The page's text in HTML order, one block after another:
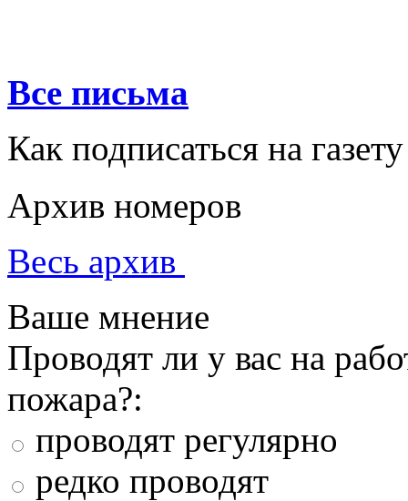
Все письма
Как подписаться на газету
Архив номеров
Весь архив
Ваше мнение
Проводят ли у вас на
пожара?:
проводят регулярно
редко проводят